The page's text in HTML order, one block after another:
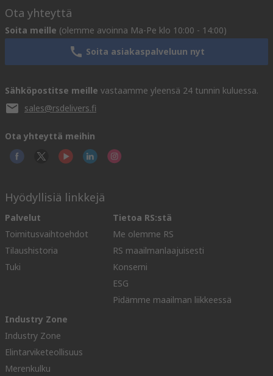
Ota yhteyttä
Soita meille (olemme avoinna Ma-Pe klo 10:00 - 14:00)
Soita asiakaspalveluun nyt
Sähköpostitse meille vastaamme yleensä 24 tunnin kuluessa.
sales@rsdelivers.fi
Ota yhteyttä meihin
Hyödyllisiä linkkejä
Palvelut
Toimitusvaihtoehdot
Tilaushistoria
Tuki
Tietoa RS:stä
Me olemme RS
RS maailmanlaajuisesti
Konserni
ESG
Pidämme maailman liikkeessä
Industry Zone
Industry Zone
Elintarviketeollisuus
Merenkulku